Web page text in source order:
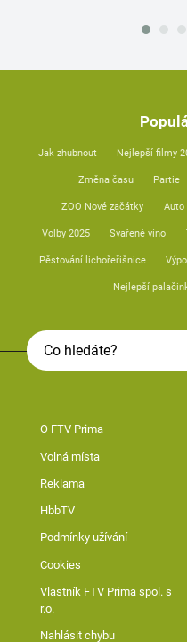
Jak zhubnout Nejlepší filmy
Změna času Partie
ZOO Nové začátky Auto
Volby 2025 Svařené víno
Pěstování lichořeřišnice
Nejlepší
O FTV Prima
Volná místa
Reklama
HbbTV
Podmínky užívání
Cookies
Vlastník FTV Prima spol. s
r.o.
Nahlásit chybu